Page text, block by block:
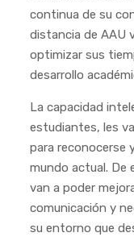
continua de su
distancia de AAU
optimizar sus
desarrollo
La capacidad
estudiantes, les
para reconocerse
mundo actual. De
van a poder
comunicación y
su entorno que